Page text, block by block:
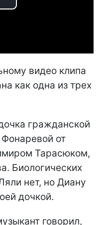
видео клипа
как одна из трех
гражданской
от
Тарасюком,
Биологических
нет, но Диану
дочкой.
говорил,